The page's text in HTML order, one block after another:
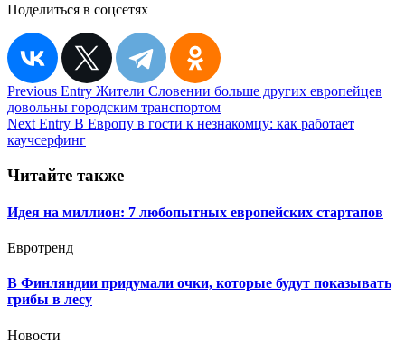
Поделиться в соцсетях
Навигация
по
записям
Previous Entry Жители Словении больше других европейцев
довольны городским транспортом
Next Entry В Европу в гости к незнакомцу: как работает
каучсерфинг
Читайте также
Идея на миллион: 7 любопытных европейских стартапов
Евротренд
В Финляндии придумали очки, которые будут показывать
грибы в лесу
Новости